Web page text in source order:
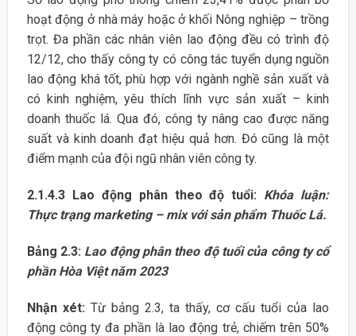
hoạt động ở nhà máy hoặc ở khối Nông nghiệp – trồng
trọt. Đa phần các nhân viên lao động đều có trình độ
12/12, cho thấy công ty có công tác tuyển dụng nguồn
lao động khá tốt, phù hợp với ngành nghề sản xuất và
có kinh nghiệm, yêu thích lĩnh vực sản xuất – kinh
doanh thuốc lá. Qua đó, công ty nâng cao được năng
suất và kinh doanh đạt hiệu quả hơn. Đó cũng là một
điểm mạnh của đội ngũ nhân viên công ty.
2.1.4.3 Lao động phân theo độ tuổi: Khóa luận:
Thực trạng marketing – mix với sản phẩm Thuốc Lá.
Bảng 2.3: Lao động phân theo độ tuổi của công ty cổ
phần Hòa Việt năm 2023
Nhận xét: Từ bảng 2.3, ta thấy, cơ cấu tuổi của lao
động công ty đa phần là lao động trẻ, chiếm trên 50%